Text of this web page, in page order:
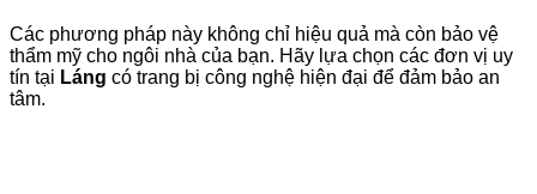
Các phương pháp này không chỉ hiệu quả mà còn bảo vệ
thẩm mỹ cho ngôi nhà của bạn. Hãy lựa chọn các đơn vị uy
tín tại Láng có trang bị công nghệ hiện đại để đảm bảo an
tâm.